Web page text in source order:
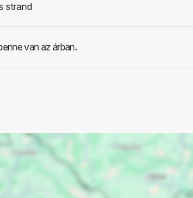
strand
van az árban.